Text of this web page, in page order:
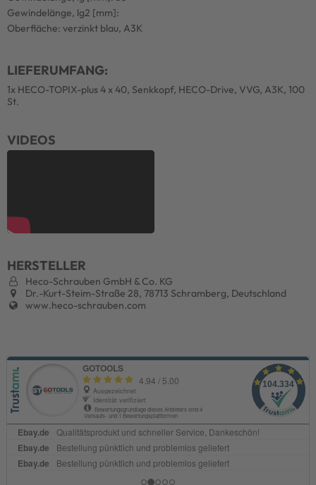
Gewindelänge, lg2 [mm]:
Oberfläche: verzinkt blau, A3K
LIEFERUMFANG:
1x HECO-TOPIX-plus 4 x 40, Senkkopf, HECO-Drive, VVG, A3K, 100
St.
VIDEOS
HERSTELLER
Heco-Schrauben GmbH & Co. KG
Dr.-Kurt-Steim-Straße 28, 78713 Schramberg, Deutschland
www.heco-schrauben.com